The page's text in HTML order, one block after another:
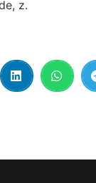
z.